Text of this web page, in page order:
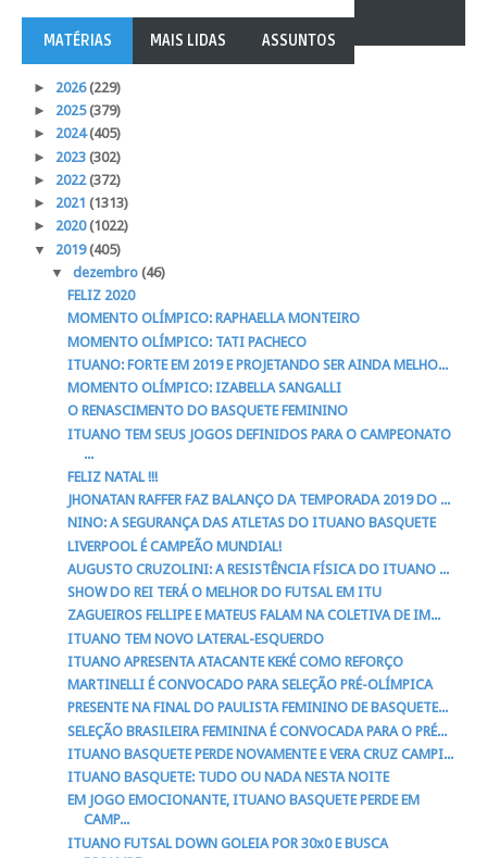
MATÉRIAS MAIS LIDAS ASSUNTOS
► 2026(229)
► 2025(379)
► 2024(405)
► 2023 (302)
► 2022(372)
► 2021 (1313)
► 2020(1022)
▼ 2019(405)
▼ dezembro (46)
FELIZ 2020
MOMENTO OLÍMPICO: RAPHAELLA MONTEIRO
MOMENTO OLÍMPICO: TATI PACHECO
ITUANO: FORTE EM 2019 E PROJETANDO SER AINDA MELHO...
MOMENTO OLÍMPICO: IZABELLA SANGALLI
O RENASCIMENTO DO BASQUETE FEMININO
ITUANO TEM SEUS JOGOS DEFINIDOS PARA O CAMPEONATO
...
FELIZ NATAL !!!
JHONATAN RAFFER FAZ BALANÇO DA TEMPORADA 2019 DO ...
NINO: A SEGURANÇA DAS ATLETAS DO ITUANO BASQUETE
LIVERPOOL É CAMPEÃO MUNDIAL!
AUGUSTO CRUZOLINI: A RESISTÊNCIA FÍSICA DO ITUANO ...
SHOW DO REI TERÁ O MELHOR DO FUTSAL EM ITU
ZAGUEIROS FELLIPE E MATEUS FALAM NA COLETIVA DE IM...
ITUANO TEM NOVO LATERAL-ESQUERDO
ITUANO APRESENTA ATACANTE KEKÉ COMO REFORÇO
MARTINELLI É CONVOCADO PARA SELEÇÃO PRÉ-OLÍMPICA
PRESENTE NA FINAL DO PAULISTA FEMININO DE BASQUETE...
SELEÇÃO BRASILEIRA FEMININA É CONVOCADA PARA O PRÉ...
ITUANO BASQUETE PERDE NOVAMENTE E VERA CRUZ CAMPI...
ITUANO BASQUETE: TUDO OU NADA NESTA NOITE
EM JOGO EMOCIONANTE, ITUANO BASQUETE PERDE EM
CAMP...
ITUANO FUTSAL DOWN GOLEIA POR 30x0 E BUSCA